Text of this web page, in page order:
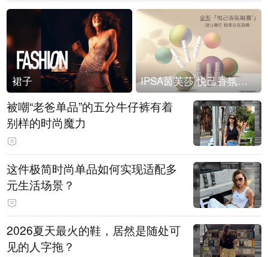
裙子 IPSA茵芙莎 悦己香氛凝露上市
被嘲“老爸单品”的五分牛仔裤有着
别样的时尚魔力
这件极简时尚单品如何实现适配多
元生活场景？
2026夏天最火的鞋，居然是随处可
见的人字拖？